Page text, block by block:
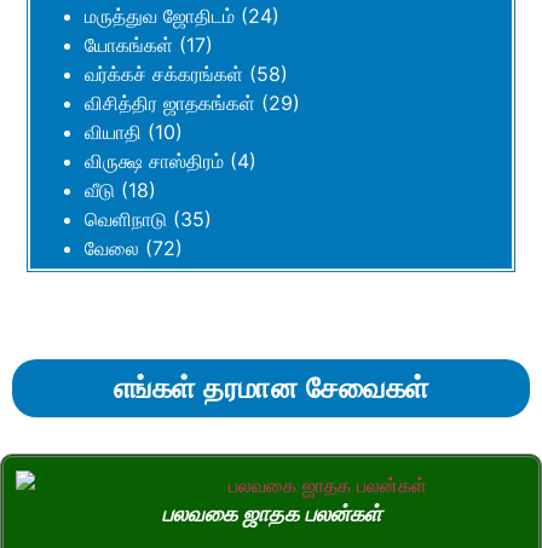
மருத்துவ ஜோதிடம் (24)
யோகங்கள் (17)
வர்க்கச் சக்கரங்கள் (58)
விசித்திர ஜாதகங்கள் (29)
வியாதி (10)
விருக்ஷ சாஸ்திரம் (4)
வீடு (18)
வெளிநாடு (35)
வேலை (72)
எங்கள் தரமான சேவைகள்
பலவகை ஜாதக பலன்கள்